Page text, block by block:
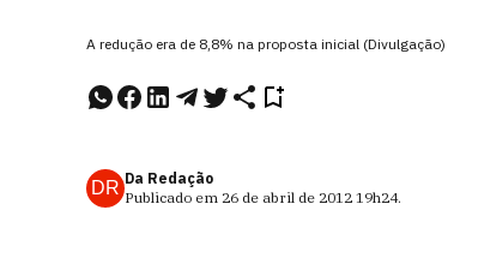
A redução era de 8,8% na proposta inicial (Divulgação)
DR Da Redação
Publicado em 26 de abril de 2012 19h24.